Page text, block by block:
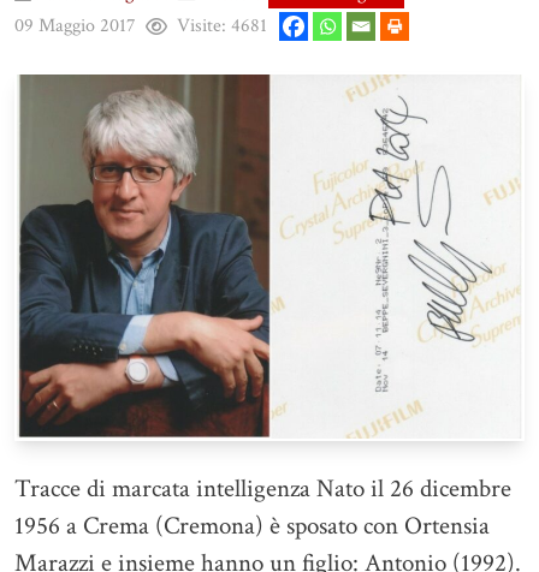
09 Maggio 2017
Visite: 4681
Tracce di marcata intelligenza Nato il 26 dicembre
1956 a Crema (Cremona) è sposato con Ortensia
Marazzi e insieme hanno un figlio: Antonio (1992).